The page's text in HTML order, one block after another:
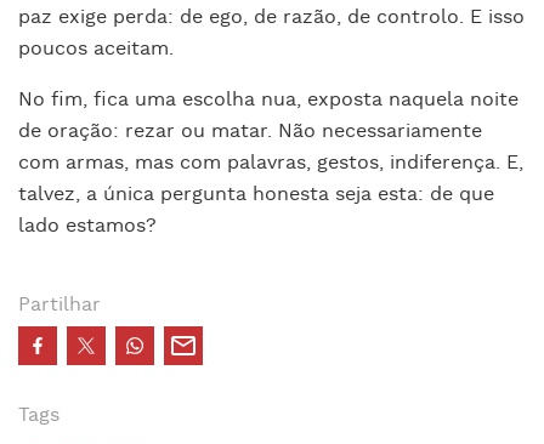
paz exige perda: de ego, de razão, de controlo. E isso
poucos aceitam.
No fim, fica uma escolha nua, exposta naquela noite
de oração: rezar ou matar. Não necessariamente
com armas, mas com palavras, gestos, indiferença. E,
talvez, a única pergunta honesta seja esta: de que
lado estamos?
Partilhar
Tags